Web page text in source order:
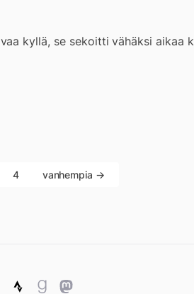
kyllä, se sekoitti vähäksi aikaa
4 vanhempia →
StravaGoodreads
Mastodon